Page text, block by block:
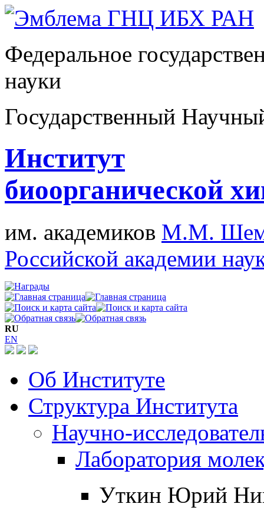
Федеральное
науки
Государственный
Институт
биоорганической
им. академиков М.М.
Российской академии
RU
EN
Об Институте
Структура Института
Научно-
Лаборатория
Уткин Юрий